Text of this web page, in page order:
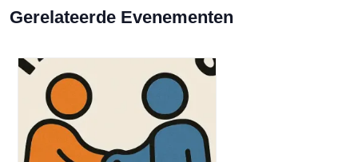
Gerelateerde Evenementen